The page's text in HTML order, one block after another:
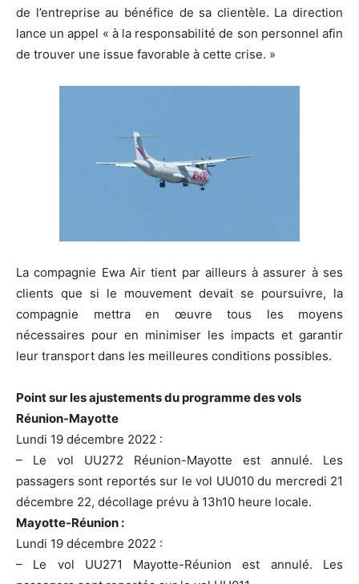
de l’entreprise au bénéfice de sa clientèle. La direction
lance un appel « à la responsabilité de son personnel afin
de trouver une issue favorable à cette crise. »
La compagnie Ewa Air tient par ailleurs à assurer à ses
clients que si le mouvement devait se poursuivre, la
compagnie mettra en œuvre tous les moyens
nécessaires pour en minimiser les impacts et garantir
leur transport dans les meilleures conditions possibles.
Point sur les ajustements du programme des vols
Réunion-Mayotte
Lundi 19 décembre 2022 :
– Le vol UU272 Réunion-Mayotte est annulé. Les
passagers sont reportés sur le vol UU010 du mercredi 21
décembre 22, décollage prévu à 13h10 heure locale.
Mayotte-Réunion :
Lundi 19 décembre 2022 :
– Le vol UU271 Mayotte-Réunion est annulé. Les